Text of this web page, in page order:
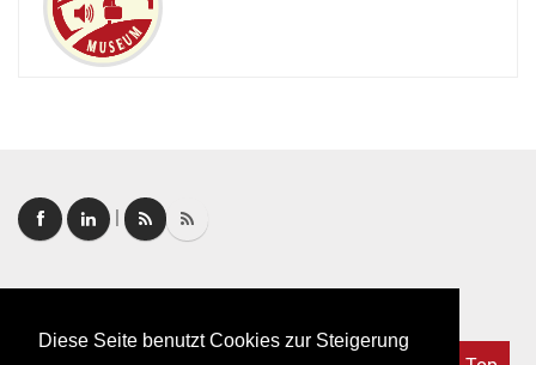
Diese Seite benutzt Cookies zur Steigerung
MUSEUM